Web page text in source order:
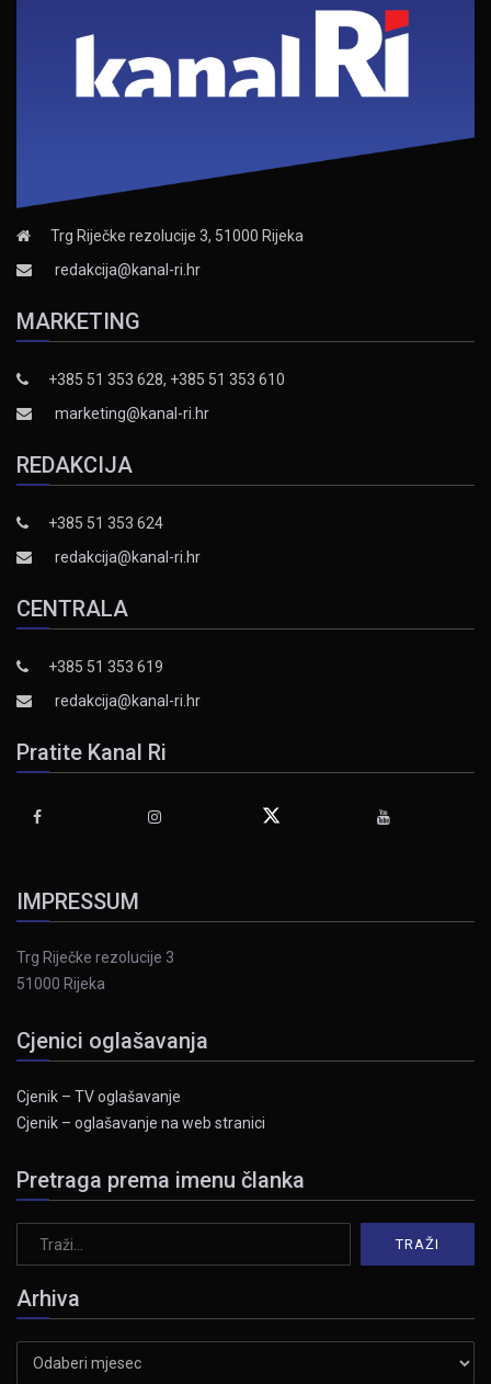
Trg Riječke rezolucije 3, 51000 Rijeka
redakcija@kanal-ri.hr
MARKETING
+385 51 353 628, +385 51 353 610
marketing@kanal-ri.hr
REDAKCIJA
+385 51 353 624
redakcija@kanal-ri.hr
CENTRALA
+385 51 353 619
redakcija@kanal-ri.hr
Pratite Kanal Ri
IMPRESSUM
Trg Riječke rezolucije 3
51000 Rijeka
Cjenici oglašavanja
Cjenik – TV oglašavanje
Cjenik – oglašavanje na web stranici
Pretraga prema imenu članka
Arhiva